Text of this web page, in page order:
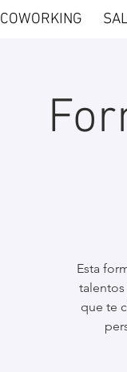
COWORKING
Esta
que te